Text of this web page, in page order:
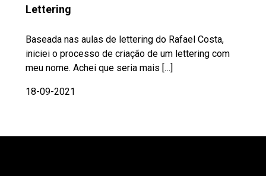
Lettering
Baseada nas aulas de lettering do Rafael Costa,
iniciei o processo de criação de um lettering com
meu nome. Achei que seria mais […]
18-09-2021